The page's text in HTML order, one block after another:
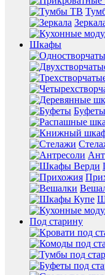
Шкафы
Буфеты
Под старину